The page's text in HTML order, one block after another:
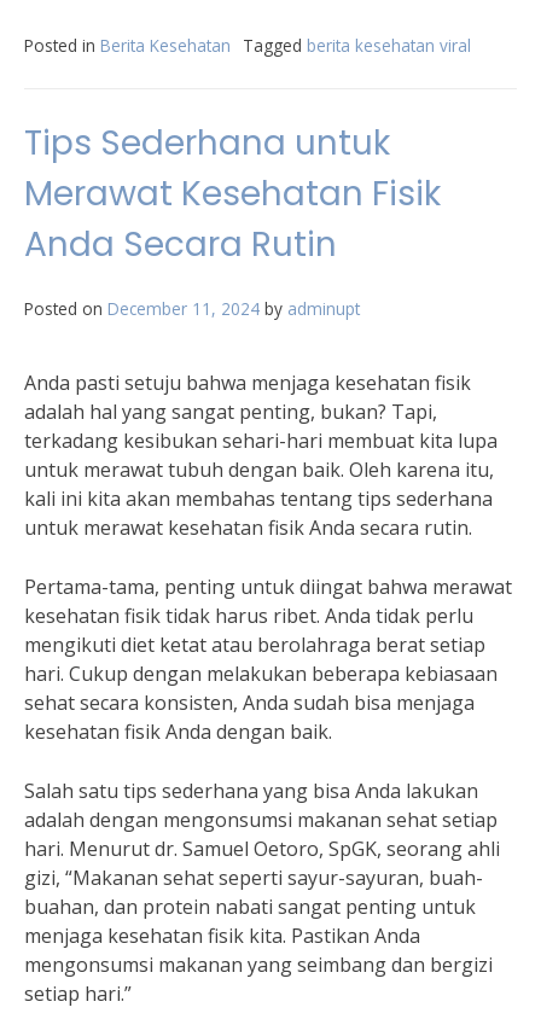
Posted in Berita Kesehatan Tagged berita kesehatan viral
Tips Sederhana untuk
Merawat Kesehatan Fisik
Anda Secara Rutin
Posted on December 11, 2024 by adminupt
Anda pasti setuju bahwa menjaga kesehatan fisik
adalah hal yang sangat penting, bukan? Tapi,
terkadang kesibukan sehari-hari membuat kita lupa
untuk merawat tubuh dengan baik. Oleh karena itu,
kali ini kita akan membahas tentang tips sederhana
untuk merawat kesehatan fisik Anda secara rutin.
Pertama-tama, penting untuk diingat bahwa merawat
kesehatan fisik tidak harus ribet. Anda tidak perlu
mengikuti diet ketat atau berolahraga berat setiap
hari. Cukup dengan melakukan beberapa kebiasaan
sehat secara konsisten, Anda sudah bisa menjaga
kesehatan fisik Anda dengan baik.
Salah satu tips sederhana yang bisa Anda lakukan
adalah dengan mengonsumsi makanan sehat setiap
hari. Menurut dr. Samuel Oetoro, SpGK, seorang ahli
gizi, “Makanan sehat seperti sayur-sayuran, buah-
buahan, dan protein nabati sangat penting untuk
menjaga kesehatan fisik kita. Pastikan Anda
mengonsumsi makanan yang seimbang dan bergizi
setiap hari.”